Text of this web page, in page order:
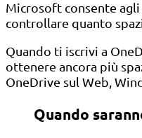
Microsoft consente
controllare quanto
Quando ti iscrivi a
ottenere ancora più
OneDrive sul Web,
Quando